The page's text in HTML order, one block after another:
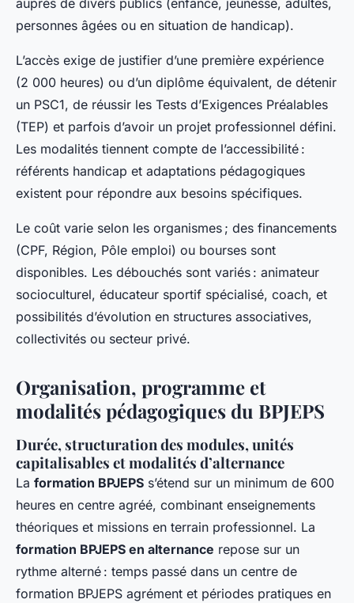
auprès de divers publics (enfance, jeunesse, adultes,
personnes âgées ou en situation de handicap).
L’accès exige de justifier d’une première expérience
(2 000 heures) ou d’un diplôme équivalent, de détenir
un PSC1, de réussir les Tests d’Exigences Préalables
(TEP) et parfois d’avoir un projet professionnel défini.
Les modalités tiennent compte de l’accessibilité :
référents handicap et adaptations pédagogiques
existent pour répondre aux besoins spécifiques.
Le coût varie selon les organismes ; des financements
(CPF, Région, Pôle emploi) ou bourses sont
disponibles. Les débouchés sont variés : animateur
socioculturel, éducateur sportif spécialisé, coach, et
possibilités d’évolution en structures associatives,
collectivités ou secteur privé.
Organisation, programme et
modalités pédagogiques du BPJEPS
Durée, structuration des modules, unités
capitalisables et modalités d’alternance
La formation BPJEPS s’étend sur un minimum de 600
heures en centre agréé, combinant enseignements
théoriques et missions en terrain professionnel. La
formation BPJEPS en alternance repose sur un
rythme alterné : temps passé dans un centre de
formation BPJEPS agrément et périodes pratiques en